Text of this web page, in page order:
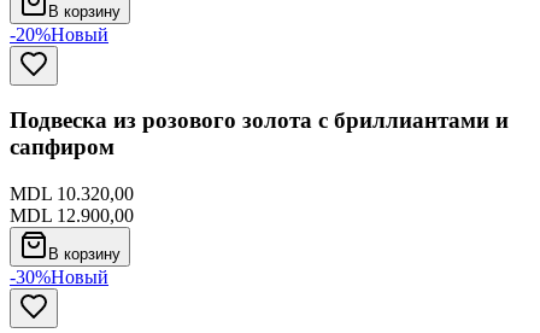
В корзину
-20%Новый
Подвеска из розового золота с бриллиантами и
сапфиром
MDL 10.320,00
MDL 12.900,00
В корзину
-30%Новый